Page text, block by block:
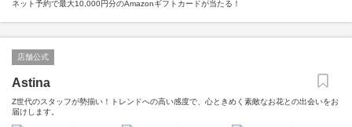
ネット予約で最大10,000円分のAmazonギフトカードが当たる！
店舗公式
Astina
Z世代のスタッフが勢揃い！トレンドへの高い感度で、心ときめく素敵なお花との出会いをお
届けします。